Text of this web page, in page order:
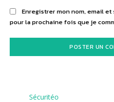
Enregistrer mon nom, email
pour la prochaine fois que je
Sécuritéo